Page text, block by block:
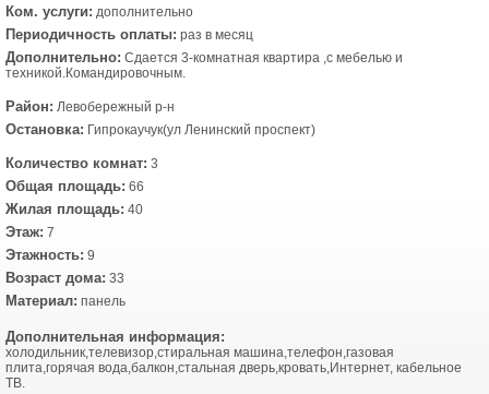
Ком. услуги: дополнительно
Периодичность оплаты: раз в месяц
Дополнительно: Сдается 3-комнатная квартира ,с мебелью и
техникой.Командировочным.
Район: Левобережный р-н
Остановка: Гипрокаучук(ул Ленинский проспект)
Количество комнат: 3
Общая площадь: 66
Жилая площадь: 40
Этаж: 7
Этажность: 9
Возраст дома: 33
Материал: панель
Дополнительная информация:
холодильник,телевизор,стиральная машина,телефон,газовая
плита,горячая вода,балкон,стальная дверь,кровать,Интернет, кабельное
ТВ.